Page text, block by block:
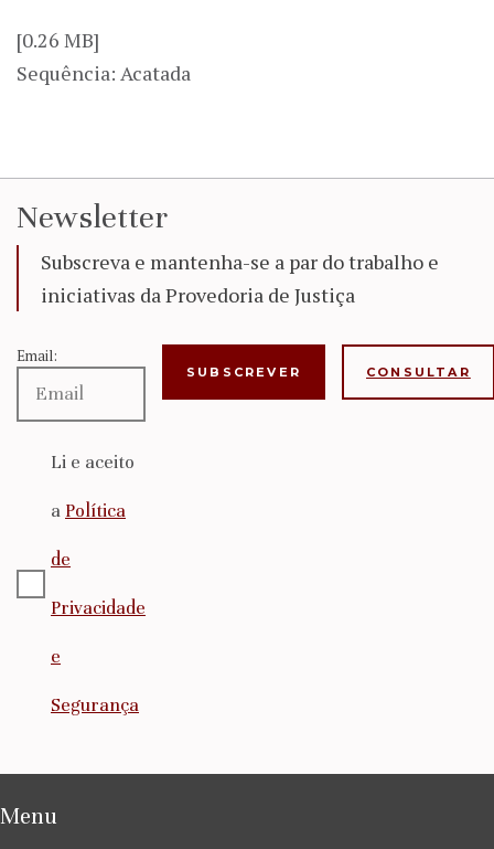
[0.26 MB]
Sequência: Acatada
Newsletter
Subscreva e mantenha-se a par do trabalho e
iniciativas da Provedoria de Justiça
Email:
Li e aceito
a Política
de
Privacidade
e
Segurança
CONSULTAR
Menu